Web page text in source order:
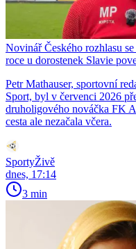
Novinář Českého rozhlasu
roce u dorostenek Slavie
Petr Mathauser, sportovní
Sport, byl v červenci 2026
druholigového nováčka FK
cesta ale nezačala včera.
SportyŽivě
dnes, 17:14
3 min